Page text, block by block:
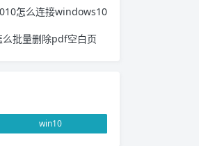
怎么连接windows10
么批量删除pdf空白页
win10